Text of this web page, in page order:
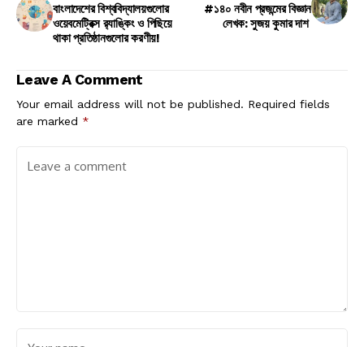
বাংলাদেশের বিশ্ববিদ্যালয়গুলোর
ওয়েবমেট্রিক্স র‍্যাঙ্কিং ও পিছিয়ে
থাকা প্রতিষ্ঠানগুলোর করণীয়!
#১৪০ নবীন প্রজন্মের বিজ্ঞান
লেখক: সুজয় কুমার দাশ
Leave A Comment
Your email address will not be published. Required fields
are marked *